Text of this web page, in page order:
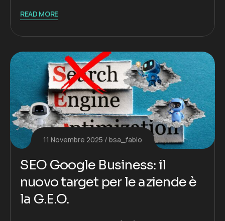
READ MORE
11 Novembre 2025 bsa_fabio
SEO Google Business: il
nuovo target per le aziende è
la G.E.O.